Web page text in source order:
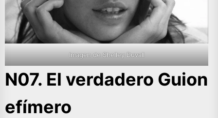
Imagen de Shelley Duvall
N07. El verdadero Guion
efímero